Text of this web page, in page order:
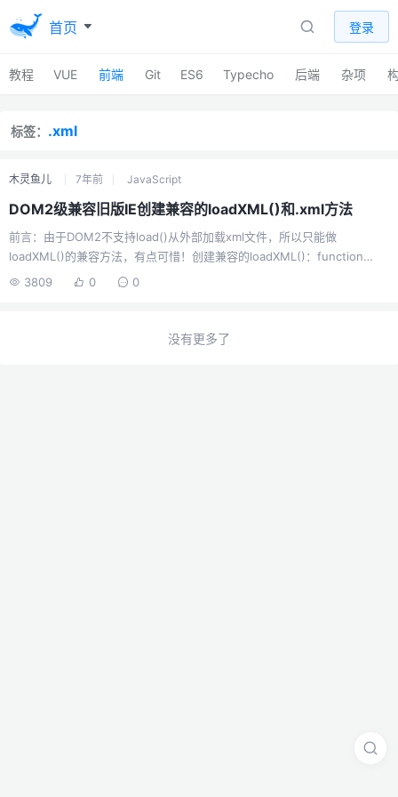
首页 登录
教程 VUE 前端 Git ES6 Typecho 后端 杂项
标签： .xml
木灵鱼儿 7年前 JavaScript
DOM2级兼容旧版IE创建兼容的loadXML()和.xml方法
前言：由于DOM2不支持load()从外部加载xml文件，所以只能做
loadXML()的兼容方法，有点可惜！创建兼容的loadXML()：function
createXMLDom(value){ var xmlDom = null; if(typeof
3809 0 0
没有更多了